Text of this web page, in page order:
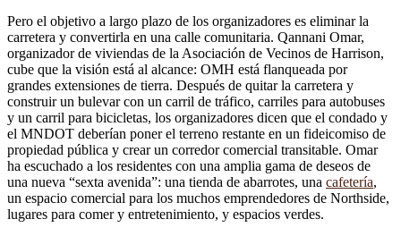
Pero el objetivo a largo plazo de los organizadores es eliminar la
carretera y convertirla en una calle comunitaria. Qannani Omar,
organizador de viviendas de la Asociación de Vecinos de Harrison,
cube que la visión está al alcance: OMH está flanqueada por
grandes extensiones de tierra. Después de quitar la carretera y
construir un bulevar con un carril de tráfico, carriles para autobuses
y un carril para bicicletas, los organizadores dicen que el condado y
el MNDOT deberían poner el terreno restante en un fideicomiso de
propiedad pública y crear un corredor comercial transitable. Omar
ha escuchado a los residentes con una amplia gama de deseos de
una nueva “sexta avenida”: una tienda de abarrotes, una cafetería,
un espacio comercial para los muchos emprendedores de Northside,
lugares para comer y entretenimiento, y espacios verdes.